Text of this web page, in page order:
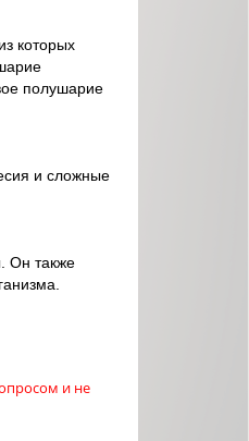
которых
полушарие
и сложные
Он также
и не